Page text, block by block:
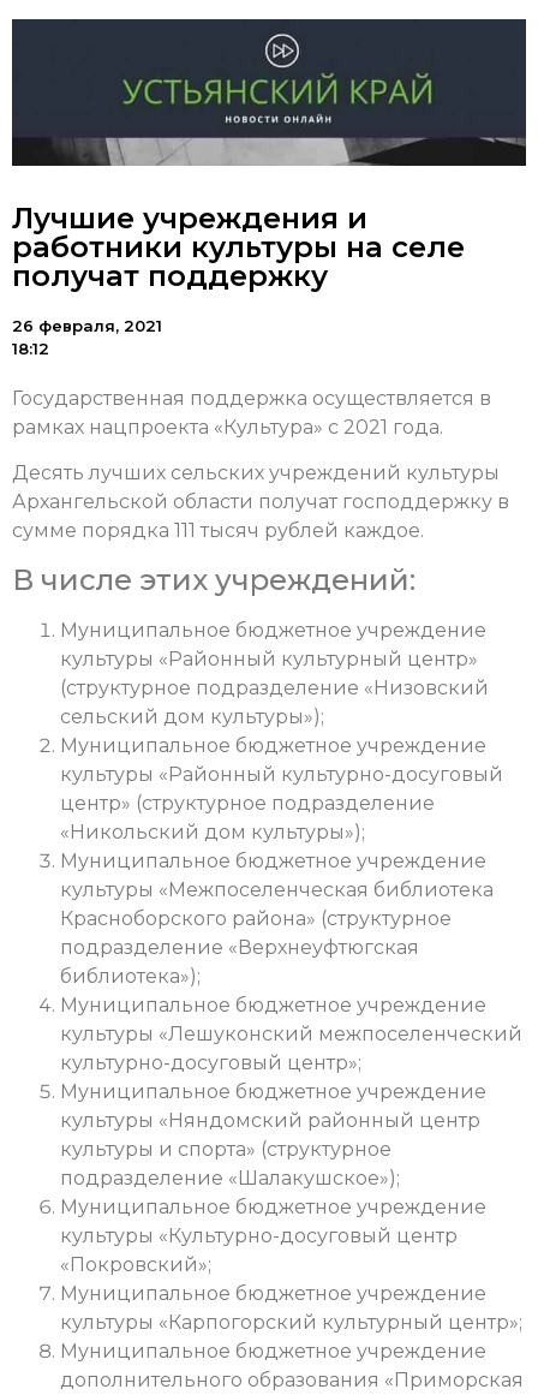
Лучшие учреждения и
работники культуры на селе
получат поддержку
26 февраля, 2021
18:12
Государственная поддержка осуществляется в
рамках нацпроекта «Культура» с 2021 года.
Десять лучших сельских учреждений культуры
Архангельской области получат господдержку в
сумме порядка 111 тысяч рублей каждое.
В числе этих учреждений:
Муниципальное бюджетное учреждение
культуры «Районный культурный центр»
(структурное подразделение «Низовский
сельский дом культуры»);
Муниципальное бюджетное учреждение
культуры «Районный культурно-досуговый
центр» (структурное подразделение
«Никольский дом культуры»);
Муниципальное бюджетное учреждение
культуры «Межпоселенческая библиотека
Красноборского района» (структурное
подразделение «Верхнеуфтюгская
библиотека»);
Муниципальное бюджетное учреждение
культуры «Лешуконский межпоселенческий
культурно-досуговый центр»;
Муниципальное бюджетное учреждение
культуры «Няндомский районный центр
культуры и спорта» (структурное
подразделение «Шалакушское»);
Муниципальное бюджетное учреждение
культуры «Культурно-досуговый центр
«Покровский»;
Муниципальное бюджетное учреждение
культуры «Карпогорский культурный центр»;
Муниципальное бюджетное учреждение
дополнительного образования «Приморская